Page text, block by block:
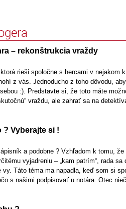
– rekonštrukcia vraždy
rieši spoločne s hercami v nejakom
z vás. Jednoducho z toho dôvodu,
:). Predstavte si, že toto máte
vraždu, ale zahrať sa na
? Vyberajte si !
a podobne ? Vzhľadom k tomu,
vyjadreniu – „kam patrím“, rada sa
Táto téma ma napadla, keď som si
s našimi podpisovať u notára. Otec